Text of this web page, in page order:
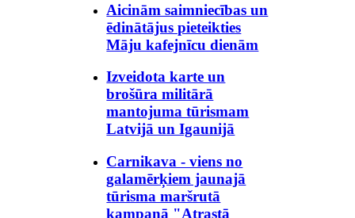
Aicinām saimniecības un
ēdinātājus pieteikties
Māju kafejnīcu dienām
Izveidota karte un
brošūra militārā
mantojuma tūrismam
Latvijā un Igaunijā
Carnikava - viens no
galamērķiem jaunajā
tūrisma maršrutā
kampaņā "Atrastā